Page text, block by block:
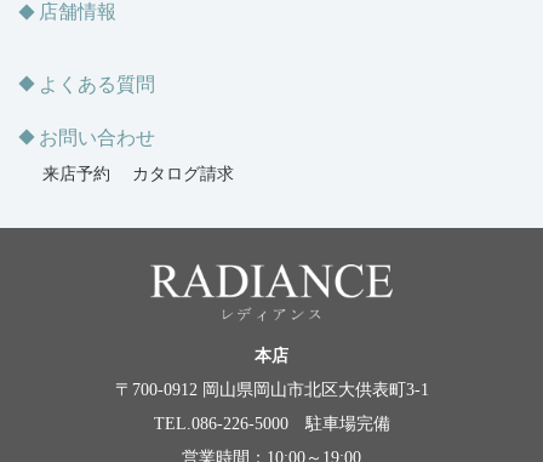
店舗情報
よくある質問
お問い合わせ
来店予約 カタログ請求
本店
〒700-0912 岡山県岡山市北区大供表町3-1
TEL.086-226-5000 駐車場完備
営業時間：10:00～19:00